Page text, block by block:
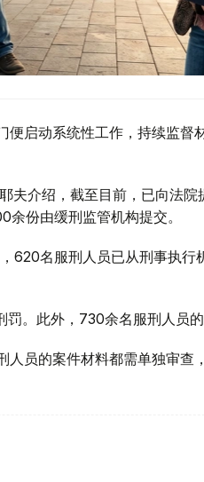
启动系统性工作，持续监督
夫介绍，截至目前，已向法院
份由缓刑监管机构提交。
620名服刑人员已从刑事执行
。此外，730余名服刑人员的
员的案件材料都需单独审查